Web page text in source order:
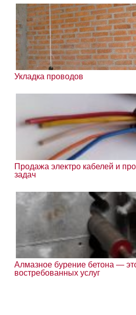
Укладка проводов
Продажа электро кабелей и
задач
Алмазное бурение бетона —
востребованных услуг